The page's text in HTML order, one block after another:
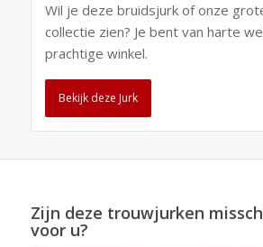
Wil je deze bruidsjurk of onze
collectie zien? Je bent van harte
prachtige winkel.
Bekijk deze Jurk
Zijn deze trouwjurken
voor u?